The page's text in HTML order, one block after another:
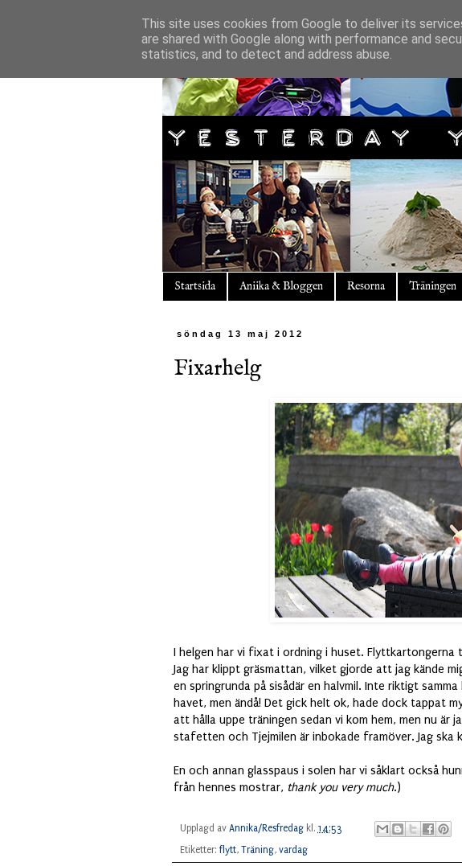
Startsida Aniika & Bloggen Resorna Träningen
söndag 13 maj 2012
Fixarhelg
I helgen har vi fixat i ordning i huset.
Jag har klippt gräsmattan, vilket gjorde att jag kände
en springrunda på sisådär en halvmil. Inte riktigt
havet, men ändå! Det gick helt ok, hade dock tappat
att hålla uppe träningen sedan vi kom hem, men nu är
stafetten och Tjejmilen är inbokade framöver. Jag ska
En och annan glasspaus i solen har vi såklart också
från hennes mostrar, thank you very much.)
Upplagd av Annika/Resfredag kl. 14:53
Etiketter:flytt, Träning, vardag
This site uses cookies from Google to deliver its
are shared with Google along with performance and
statistics, and to detect and address abuse.